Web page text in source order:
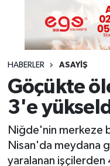
HABERLER ASAYİŞ
Göçükte
3'e
Niğde'nin merkeze
Nisan'da meydana
yaralanan işçilerden
EKONOMİ
SİYASET
EĞİTİM
SAĞLIK
SPOR
AKHİSAR
ALAŞEHİR
KULA
YUNUSEMRE
ŞEHZADELER
ALAŞEHİR
DEMİRCİ
GÖLMARMARA
GÖRDES
KIRKAĞAÇ
ARAMIZDAN
BİR ZAMANLAR
SİZİN SESİNİZ
GÜNDEM
ASAYİŞ
SİYASET
Manisa Namaz
Manisa Trafik
Süper Lig Puan
Tüm Manşetler
Son Dakika
Haber Arşivi